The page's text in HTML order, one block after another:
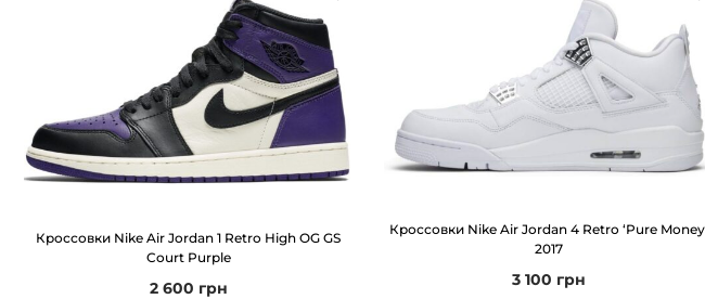
Кроссовки Nike Air Jordan 1 Retro High OG GS
Court Purple
2 600 грн
Кроссовки Nike Air Jordan 4 Retro ‘Pure
2017
3 100 грн